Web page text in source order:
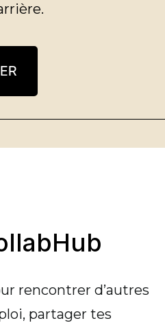
rencontrer d’autres
, partager tes